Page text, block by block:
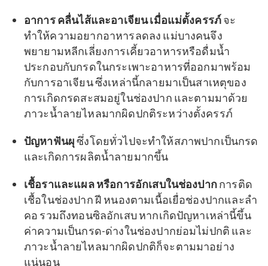
อาการ คลื่นไส้และอาเจียนเมื่อแม่ตั้งครรภ์จะ
ทำให้ความอยากอาหารลดลง แม่บางคนจึง
พยายามหลีกเลี่ยงการเคี้ยวอาหารหรือดื่มน้ำ
ประกอบกับกรดในกระเพาะอาหารที่ออกมาพร้อม
กับการอาเจียน ซึ่งเหล่านี้กลายมาเป็นสาเหตุของ
การเกิดกรดสะสมอยู่ในช่องปาก และตามมาด้วย
ภาวะน้ำลายไหลมากผิดปกติระหว่างตั้งครรภ์
ปัญหาฟันผุซึ่งโดยทั่วไปจะทำให้สภาพปากเป็นกรด
และเกิดการผลิตน้ำลายมากขึ้น
เชื้อราและแผล หรือการอักเสบในช่องปากการติด
เชื้อในช่องปาก ฝี หนองตามเนื้อเยื่อช่องปากและลำ
คอ รวมถึงทอนซิลอักเสบหากเกิดปัญหาเหล่านี้ขึ้น
ค่าความเป็นกรด-ด่างในช่องปากย่อมไม่ปกติ และ
ภาวะน้ำลายไหลมากผิดปกติก็จะตามมาอย่าง
แน่นอน